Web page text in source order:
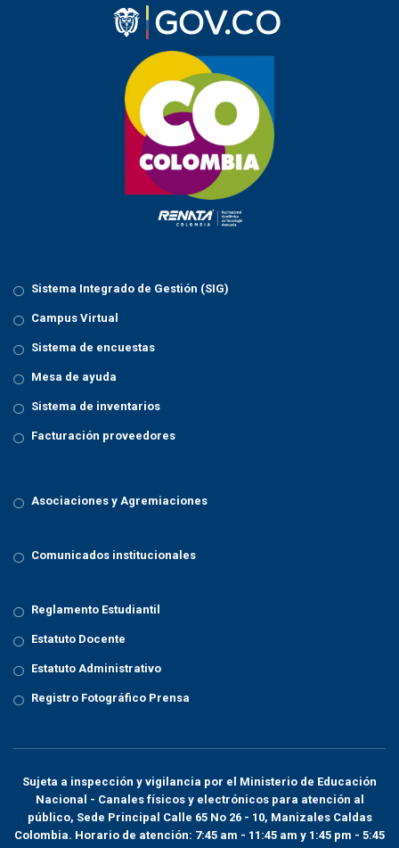
Sistema Integrado de Gestión (SIG)
Campus Virtual
Sistema de encuestas
Mesa de ayuda
Sistema de inventarios
Facturación proveedores
Asociaciones y Agremiaciones
Comunicados institucionales
Reglamento Estudiantil
Estatuto Docente
Estatuto Administrativo
Registro Fotográfico Prensa
Sujeta a inspección y vigilancia por el Ministerio de Educación
Nacional - Canales físicos y electrónicos para atención al
público, Sede Principal Calle 65 No 26 - 10, Manizales Caldas
Colombia. Horario de atención: 7:45 am - 11:45 am y 1:45 pm - 5:45